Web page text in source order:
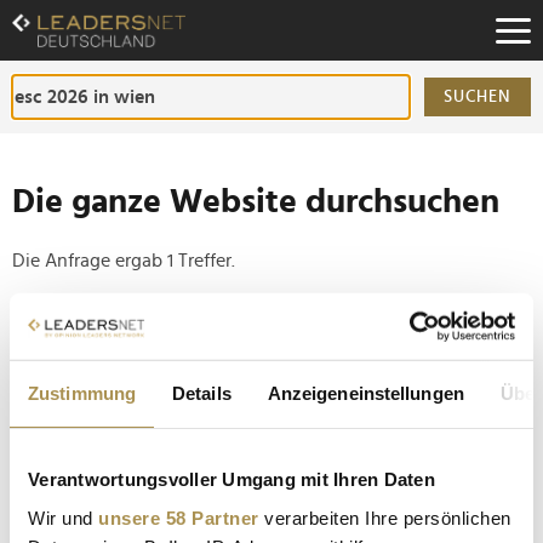
Zustimmung Details Anzeigeneinstellungen
Verantwortungsvoller Umgang mit Ihren Daten
Wir und unsere 58 Partner verarbeiten Ihre persönlichen
Zum
Inhalt
Zur
Fußzeilen-
Navigation
SUCHEN
Die ganze Website durchsuchen
Die Anfrage ergab 1 Treffer.
Tipp
Setzen Sie die gesuchten Wörter zwischen
Anführungszeichen: zb "Vorname Nachname".
ESC 2026 in Wien: Alle Fakten, Songs und
Überraschungen zum 70. Eurovision Song Contest